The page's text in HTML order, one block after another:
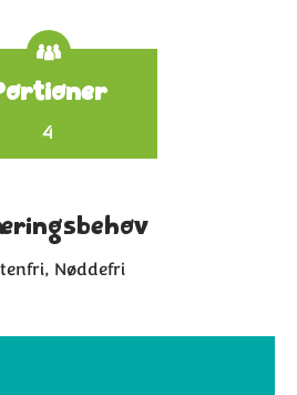
4
Nøddefri